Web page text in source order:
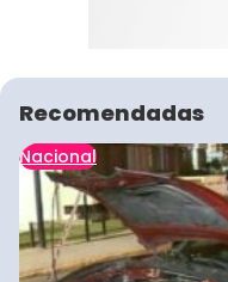
Recomendadas
Nacional